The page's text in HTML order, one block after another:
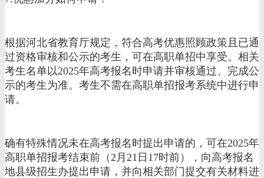
根据河北省教育厅规定，符合高考优惠照顾政策且已通
过资格审核和公示的考生，可在高职单招中享受。相关
考生名单以2025年高考报名时申请并审核通过、完成公
示的考生为准。考生不需在高职单招报考系统中进行申
请。
确有特殊情况未在高考报名时提出申请的，可在2025年
高职单招报考结束前（2月21日17时前），向高考报名
地县级招生办提出申请，并向相关部门提交有关材料进